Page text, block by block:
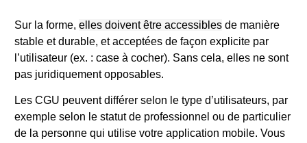
Sur la forme, elles doivent être accessibles de manière
stable et durable, et acceptées de façon explicite par
l’utilisateur (ex. : case à cocher). Sans cela, elles ne sont
pas juridiquement opposables.
Les CGU peuvent différer selon le type d’utilisateurs, par
exemple selon le statut de professionnel ou de particulier
de la personne qui utilise votre application mobile. Vous